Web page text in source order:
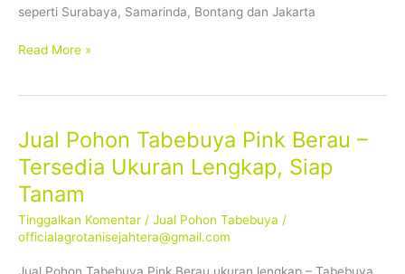
seperti Surabaya, Samarinda, Bontang dan Jakarta
Read More »
Jual Pohon Tabebuya Pink Berau –
Tersedia Ukuran Lengkap, Siap
Tanam
Tinggalkan Komentar / Jual Pohon Tabebuya /
officialagrotanisejahtera@gmail.com
Jual
Pohon
Tabebuya
Pink
Berau
–